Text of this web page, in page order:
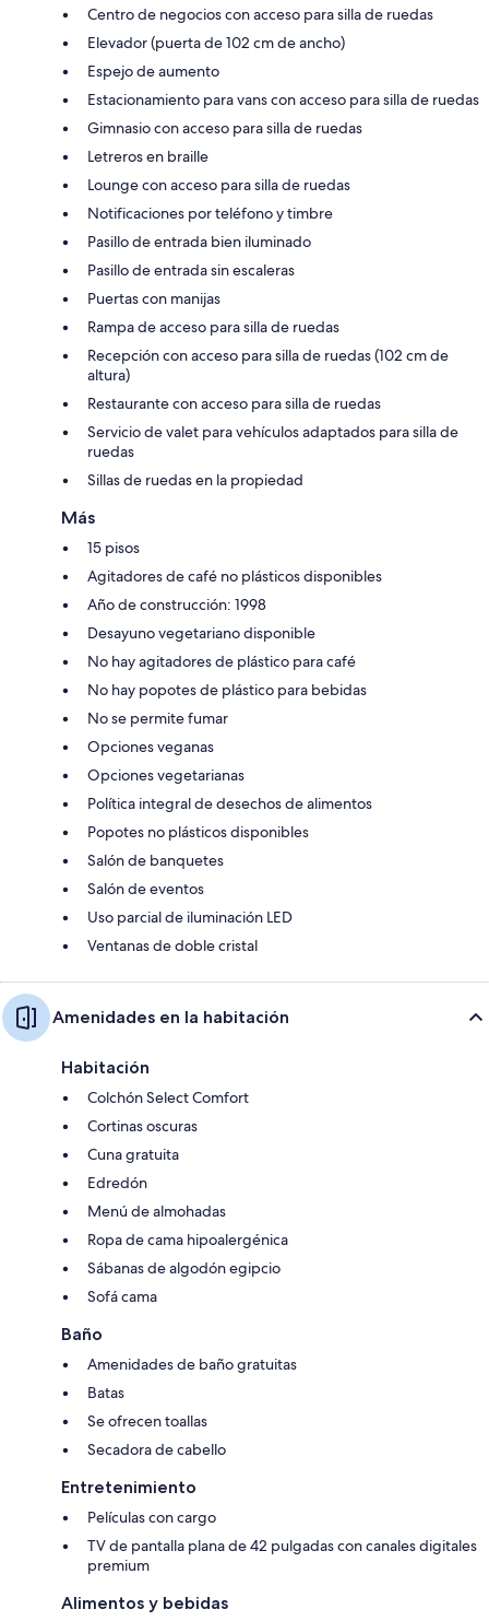
Centro de negocios con acceso para silla de ruedas
Elevador (puerta de 102 cm de ancho)
Espejo de aumento
Estacionamiento para vans con acceso para silla de ruedas
Gimnasio con acceso para silla de ruedas
Letreros en braille
Lounge con acceso para silla de ruedas
Notificaciones por teléfono y timbre
Pasillo de entrada bien iluminado
Pasillo de entrada sin escaleras
Puertas con manijas
Rampa de acceso para silla de ruedas
Recepción con acceso para silla de ruedas (102 cm de
altura)
Restaurante con acceso para silla de ruedas
Servicio de valet para vehículos adaptados para silla de
ruedas
Sillas de ruedas en la propiedad
Más
15 pisos
Agitadores de café no plásticos disponibles
Año de construcción: 1998
Desayuno vegetariano disponible
No hay agitadores de plástico para café
No hay popotes de plástico para bebidas
No se permite fumar
Opciones veganas
Opciones vegetarianas
Política integral de desechos de alimentos
Popotes no plásticos disponibles
Salón de banquetes
Salón de eventos
Uso parcial de iluminación LED
Ventanas de doble cristal
Amenidades en la habitación
Habitación
Colchón Select Comfort
Cortinas oscuras
Cuna gratuita
Edredón
Menú de almohadas
Ropa de cama hipoalergénica
Sábanas de algodón egipcio
Sofá cama
Baño
Amenidades de baño gratuitas
Batas
Se ofrecen toallas
Secadora de cabello
Entretenimiento
Películas con cargo
TV de pantalla plana de 42 pulgadas con canales digitales
premium
Alimentos y bebidas